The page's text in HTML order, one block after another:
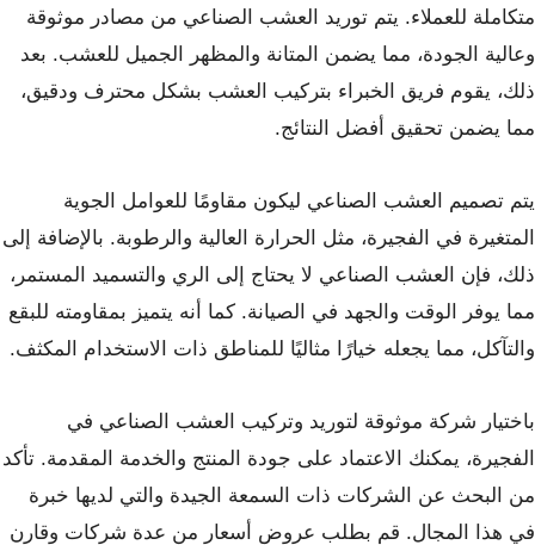
متكاملة للعملاء. يتم توريد العشب الصناعي من مصادر موثوقة
وعالية الجودة، مما يضمن المتانة والمظهر الجميل للعشب. بعد
ذلك، يقوم فريق الخبراء بتركيب العشب بشكل محترف ودقيق،
مما يضمن تحقيق أفضل النتائج.
يتم تصميم العشب الصناعي ليكون مقاومًا للعوامل الجوية
المتغيرة في الفجيرة، مثل الحرارة العالية والرطوبة. بالإضافة إلى
ذلك، فإن العشب الصناعي لا يحتاج إلى الري والتسميد المستمر،
مما يوفر الوقت والجهد في الصيانة. كما أنه يتميز بمقاومته للبقع
والتآكل، مما يجعله خيارًا مثاليًا للمناطق ذات الاستخدام المكثف.
باختيار شركة موثوقة لتوريد وتركيب العشب الصناعي في
الفجيرة، يمكنك الاعتماد على جودة المنتج والخدمة المقدمة. تأكد
من البحث عن الشركات ذات السمعة الجيدة والتي لديها خبرة
في هذا المجال. قم بطلب عروض أسعار من عدة شركات وقارن